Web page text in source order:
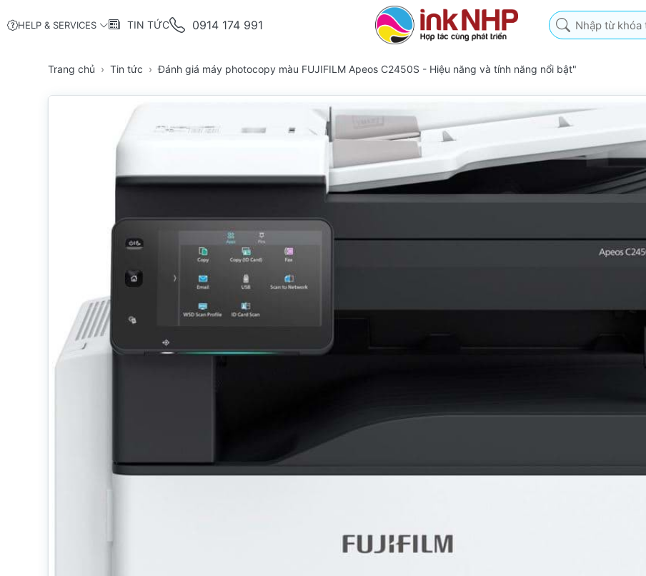
HELP & SERVICES TIN TỨC 0914 174 991
Nhập từ khóa tìm
Trang chủ Tin tức Đánh giá máy photocopy màu FUJIFILM Apeos C2450S - Hiệu năng và tính năng nổi bật"